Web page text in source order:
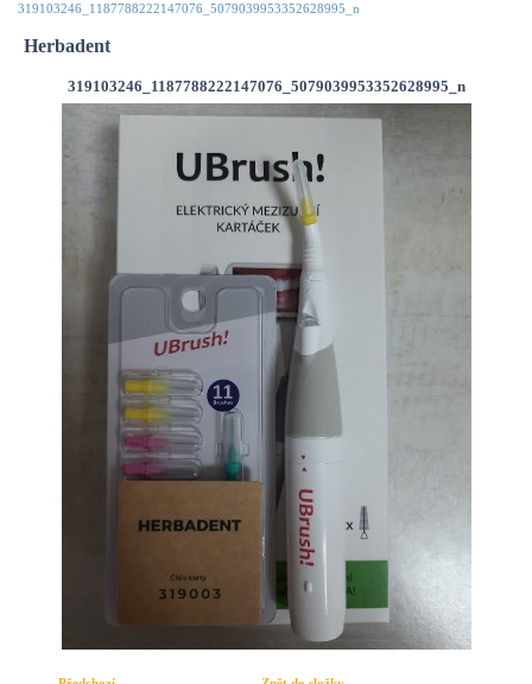
319103246_1187788222147076_5079039953352628995_n
Herbadent
319103246_1187788222147076_5079039953352628995_n